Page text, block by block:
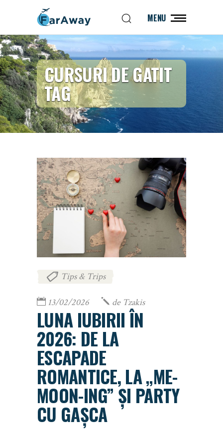
MENU
CURSURI DE GATIT
TAG
Tips & Trips
13/02/2026 de Tzakis
LUNA IUBIRII ÎN
2026: DE LA
ESCAPADE
ROMANTICE, LA „ME-
MOON-ING” ȘI PARTY
CU GAȘCA